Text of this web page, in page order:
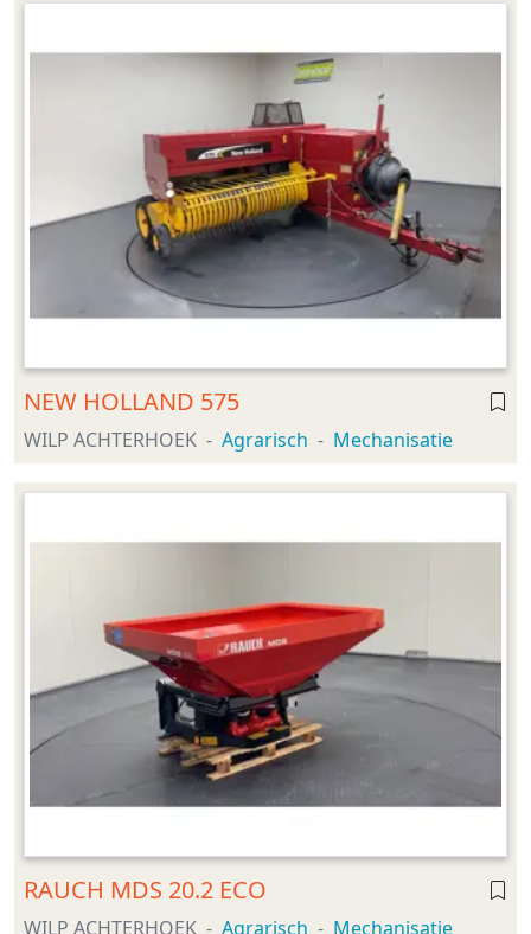
NEW HOLLAND 575
WILP ACHTERHOEK Agrarisch Mechanisatie
RAUCH MDS 20.2 ECO
WILP ACHTERHOEK Agrarisch Mechanisatie